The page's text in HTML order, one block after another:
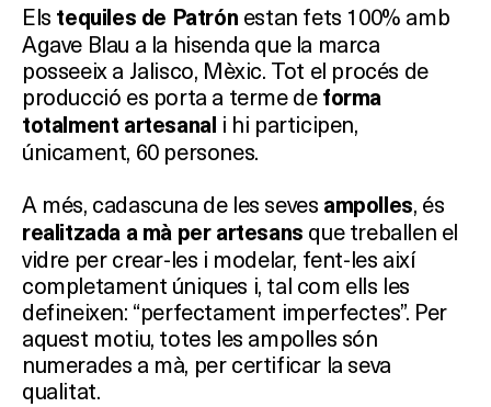
Els tequiles de Patrón estan fets 100% amb
Agave Blau a la hisenda que la marca
posseeix a Jalisco, Mèxic. Tot el procés de
producció es porta a terme de forma
totalment artesanal i hi participen,
únicament, 60 persones.
A més, cadascuna de les seves ampolles, és
realitzada a mà per artesans que treballen el
vidre per crear-les i modelar, fent-les així
completament úniques i, tal com ells les
defineixen: “perfectament imperfectes”. Per
aquest motiu, totes les ampolles són
numerades a mà, per certificar la seva
qualitat.